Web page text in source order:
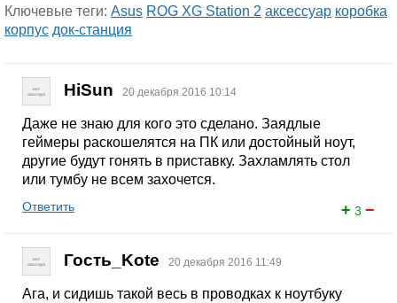
Ключевые теги: Asus ROG XG Station 2 аксессуар коробка
корпус док-станция
HiSun 20 декабря 2016 10:14
Даже не знаю для кого это сделано. Заядлые
геймеры раскошелятся на ПК или достойный ноут,
другие будут гонять в приставку. Захламлять стол
или тумбу не всем захочется.
+ 3 −
Ответить
Гость_Kote 20 декабря 2016 11:49
Ага, и сидишь такой весь в проводках к ноутбуку